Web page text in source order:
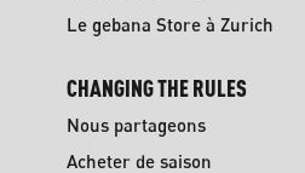
Le gebana Store à Zurich
CHANGING THE RULES
Nous partageons
Acheter de saison